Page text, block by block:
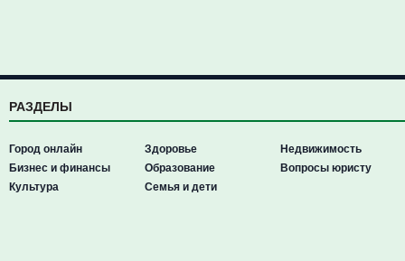
РАЗДЕЛЫ
Город онлайн
Бизнес и финансы
Культура
Здоровье
Образование
Семья и дети
Недвижимость
Вопросы юристу